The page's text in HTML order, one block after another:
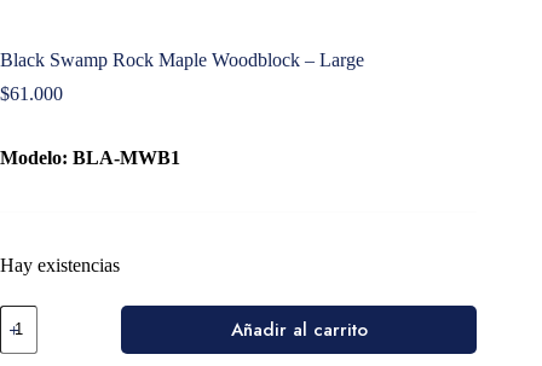
Black Swamp Rock Maple Woodblock – Large
$61.000
Modelo: BLA-MWB1
Hay existencias
Añadir al carrito